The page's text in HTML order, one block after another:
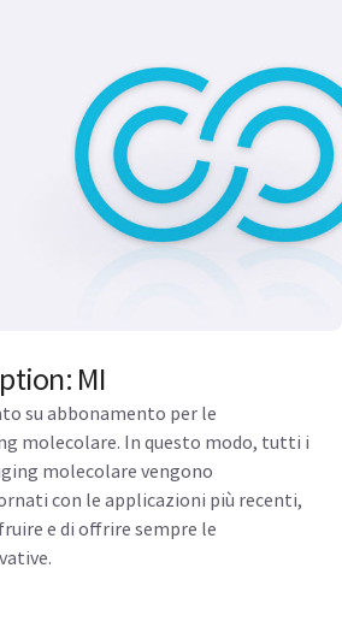
MI
su abbonamento per le
molecolare. In questo modo, tutti i
molecolare vengono
con le applicazioni più recenti,
e di offrire sempre le